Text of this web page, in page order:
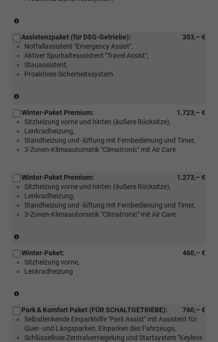
Schaltgetriebe)
353,– €
Assistenzpaket (für DSG-Getriebe):
Notfallassistent "Emergency Assist",
Aktiver Spurhalteassistent "Travel Assist",
Stauassistent,
Proaktives Sicherheitssystem
DSG-
Getriebe)
1.723,– €
Winter-Paket Premium:
Sitzheizung vorne und hinten (äußere Rücksitze),
Lenkradheizung,
Standheizung und -lüftung mit Fernbedienung und Timer,
3-Zonen-Klimaautomatik "Climatronic" mit Air Care
1.273,– €
Winter-Paket Premium:
Sitzheizung vorne und hinten (äußere Rücksitze),
Lenkradheizung,
Standheizung und -lüftung mit Fernbedienung und Timer,
3-Zonen-Klimaautomatik "Climatronic" mit Air Care
Verbinding
mit:
[WL2]
Belüftung
(Nicht
für
Mildhybrid))
460,– €
Winter-Paket:
Sitzheizung vorne,
Lenkradheizung
eTSI)
760,– €
Park & Komfort Paket (FÜR SCHALTGETRIEBE):
Selbstlenkende Einparkhilfe "Park Assist" mit Assistent für
Quer- und Längsparken, Einparken des Fahrzeugs,
Schlüssellose Zentralverriegelung und Startsystem "Keyless